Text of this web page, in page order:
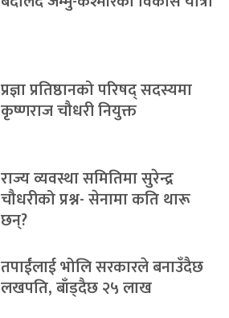
प्रज्ञा प्रतिष्ठानको परिषद् सदस्यमा
कृष्णराज चौधरी नियुक्त
राज्य व्यवस्था समितिमा सुरेन्द्र
चौधरीको प्रश्न- सेनामा कति थारू
छन्?
तपाईंलाई भोलि सरकारले बनाउँदैछ
लखपति, बाँड्दैछ २५ लाख